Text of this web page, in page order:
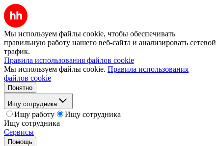
Мы используем файлы cookie, чтобы обеспечивать
правильную работу нашего веб-сайта и анализировать сетевой
трафик.
Правила использования файлов cookie
Мы используем файлы cookie. Правила использования
файлов cookie
Понятно
Ищу сотрудника
Ищу работу
Ищу сотрудника
Ищу сотрудника
Сервисы
Помощь